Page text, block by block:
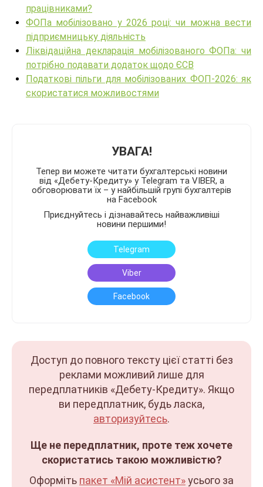
працівниками?
ФОПа мобілізовано у 2026 році: чи можна вести
підприємницьку діяльність
Ліквідаційна декларація мобілізованого ФОПа: чи
потрібно подавати додаток щодо ЄСВ
Податкові пільги для мобілізованих ФОП-2026: як
скористатися можливостями
УВАГА!
Тепер ви можете читати бухгалтерські новини
від «Дебету-Кредиту» у Telegram та VIBER, а
обговорювати їх – у найбільшій групі бухгалтерів
на Facebook
Приєднуйтесь і дізнавайтесь найважливіші
новини першими!
Telegram
Viber
Facebook
Доступ до повного тексту цієї статті без
реклами можливий лише для
передплатників «Дебету-Кредиту». Якщо
ви передплатник, будь ласка,
авторизуйтесь.
Ще не передплатник, проте теж хочете
скористатись такою можливістю?
Оформіть пакет «Мій асистент»усього за